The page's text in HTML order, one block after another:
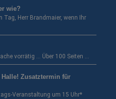
wie?
Tag, Herr Brandmaier, wenn Ihr
vorrätig … Über 100 Seiten …
Zusatztermin für
Veranstaltung um 15 Uhr*